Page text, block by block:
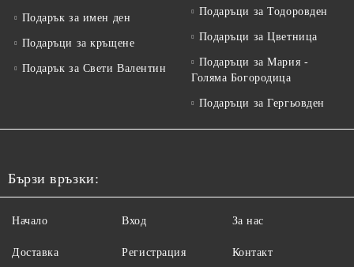
Подарък за имен ден
Подаръци за кръщене
Подарък за Свети Валентин
Подаръци за Тодоровден
Подаръци за Цветница
Подаръци за Мария -
Голяма Богородица
Подаръци за Гергьовден
Бързи връзки:
Начало
Доставка
Вход
Регистрация
За нас
Контакт